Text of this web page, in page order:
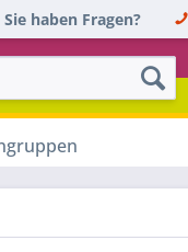
Sie haben Fragen?